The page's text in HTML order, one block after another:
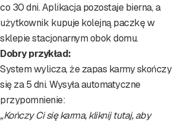
co 30 dni. Aplikacja pozostaje bierna, a
użytkownik kupuje kolejną paczkę w
sklepie stacjonarnym obok domu.
Dobry przykład:
System wylicza, że zapas karmy skończy
się za 5 dni. Wysyła automatyczne
przypomnienie:
„Kończy Ci się karma, kliknij tutaj, aby